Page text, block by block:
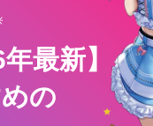
年最新】
の